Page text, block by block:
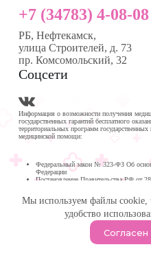
Мы используем файлы cookie,
удобство
Согласен
+7 (34783) 4-08-08
РБ, Нефтекамск,
улица Строителей, д. 73
пр. Комсомольский, 32
Соцсети
Информация о возможности получения
государственных гарантий бесплатного
территориальных программ государственных
медицинской помощи:
Федеральный закон № 323-ФЗ Об
Федерации
Постановление Правительства РФ от
Программа государственных гарантий
Республике Башкортостан на 2024
Медика Плюс
|